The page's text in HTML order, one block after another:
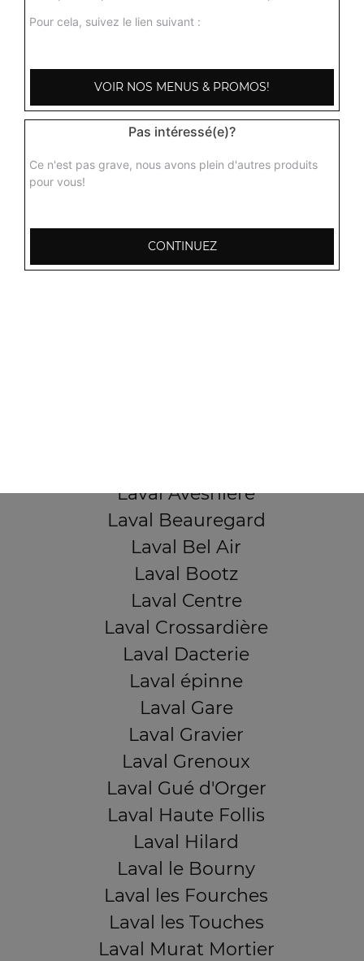
Laval Avesnière
Laval Beauregard
Laval Bel Air
Laval Bootz
Laval Centre
Laval Crossardière
Laval Dacterie
Laval épinne
Laval Gare
Laval Gravier
Laval Grenoux
Laval Gué d'Orger
Laval Haute Follis
Laval Hilard
Laval le Bourny
Laval les Fourches
Laval les Touches
Laval Murat Mortier
Pour cela, suivez le lien suivant :
VOIR NOS MENUS & PROMOS!
Pas intéressé(e)?
Ce n'est pas grave, nous avons plein d'autres produits
pour vous!
CONTINUEZ